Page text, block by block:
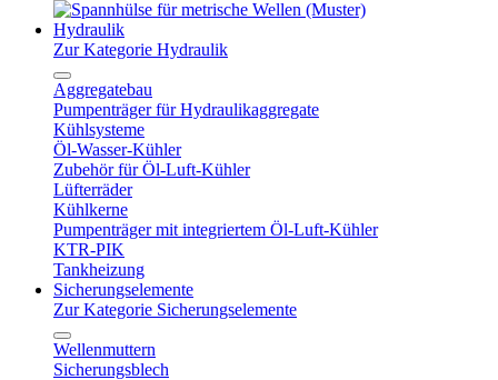
Hydraulik
Zur Kategorie Hydraulik
Aggregatebau
Pumpenträger für Hydraulikaggregate
Kühlsysteme
Öl-Wasser-Kühler
Zubehör für Öl-Luft-Kühler
Lüfterräder
Kühlkerne
Pumpenträger mit integriertem Öl-Luft-Kühler
KTR-PIK
Tankheizung
Sicherungselemente
Zur Kategorie Sicherungselemente
Wellenmuttern
Sicherungsblech